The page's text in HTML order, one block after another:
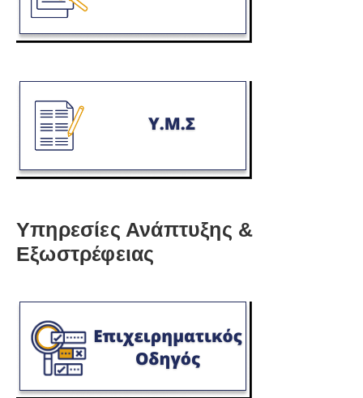
Υπηρεσίες Ανάπτυξης &
Εξωστρέφειας